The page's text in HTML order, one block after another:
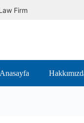
Firm
Anasayfa